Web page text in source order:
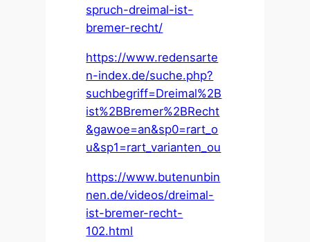
spruch-dreimal-ist-
bremer-recht/
https://www.redensarte
n-index.de/suche.php?
suchbegriff=Dreimal%2B
ist%2BBremer%2BRecht
&gawoe=an&sp0=rart_o
u&sp1=rart_varianten_ou
https://www.butenunbin
nen.de/videos/dreimal-
ist-bremer-recht-
102.html